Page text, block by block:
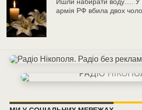
Йшли набирати воду…. У
армія РФ вбила двох